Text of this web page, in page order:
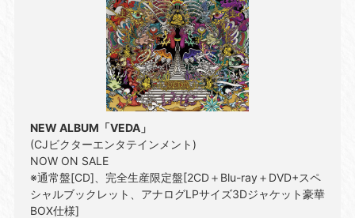
NEW ALBUM「VEDA」
(CJビクターエンタテインメント)
NOW ON SALE
※通常盤[CD]、完全生産限定盤[2CD＋Blu-ray＋DVD+スペ
シャルブックレット、アナログLPサイズ3Dジャケット豪華
BOX仕様]